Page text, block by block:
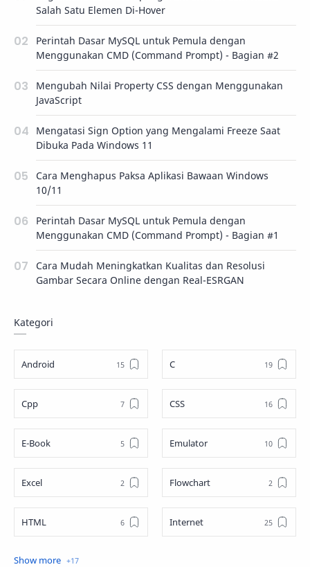
Salah Satu Elemen Di-Hover
Perintah Dasar MySQL untuk Pemula dengan
Menggunakan CMD (Command Prompt) - Bagian #2
Mengubah Nilai Property CSS dengan Menggunakan
JavaScript
Mengatasi Sign Option yang Mengalami Freeze Saat
Dibuka Pada Windows 11
Cara Menghapus Paksa Aplikasi Bawaan Windows
10/11
Perintah Dasar MySQL untuk Pemula dengan
Menggunakan CMD (Command Prompt) - Bagian #1
Cara Mudah Meningkatkan Kualitas dan Resolusi
Gambar Secara Online dengan Real-ESRGAN
Kategori
Android C
Cpp CSS
E-Book Emulator
Excel Flowchart
HTML Internet
Java